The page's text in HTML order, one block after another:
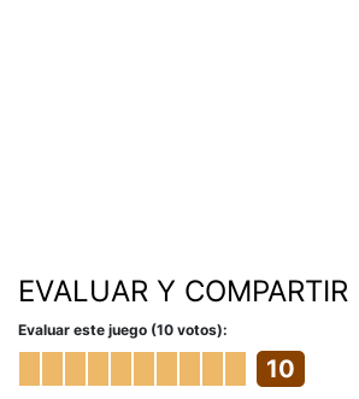
EVALUAR Y COMPARTIR
Evaluar este juego (10 votos):
10